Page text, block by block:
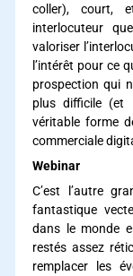
coller), court,
interlocuteur
valoriser
l’intérêt pour ce
prospection qui
plus difficile (et
véritable forme
commerciale
Webinar
C’est l’autre
fantastique
dans le monde
restés assez
remplacer les